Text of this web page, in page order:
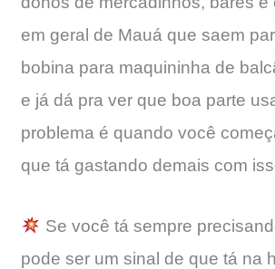
em geral de Mauá que saem
bobina para maquininha de
e já dá pra ver que boa parte
problema é quando você
que tá gastando demais com
Se você tá sempre
pode ser um sinal de que tá na